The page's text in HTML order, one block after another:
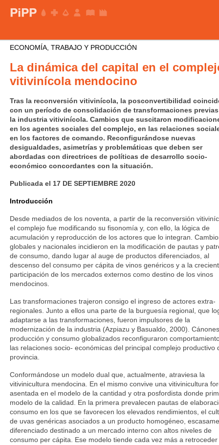
ECONOMÍA, TRABAJO Y PRODUCCIÓN
La dinámica del capital en el
vitivinícola mendocino
Tras la reconversión vitivinícola, la posconvertibilidad
con un período de consolidación de transformaciones
la industria vitivinícola. Cambios que suscitaron
en los agentes sociales del complejo, en las relaciones
en los factores de comando. Reconfigurándose nuevas
desigualdades, asimetrías y problemáticas que deben ser
abordadas con directrices de políticas de desarrollo socio-
económico concordantes con la situación.
Publicada el 17 DE SEPTIEMBRE 2020
Introducción
Desde mediados de los noventa, a partir de la reconversión
el complejo fue modificando su fisonomía y, con ello, la lógica de
acumulación y reproducción de los actores que lo integran.
globales y nacionales incidieron en la modificación de pautas y
de consumo, dando lugar al auge de productos diferenciados, al
descenso del consumo per cápita de vinos genéricos y a la
participación de los mercados externos como destino de los vinos
mendocinos.
Las transformaciones trajeron consigo el ingreso de actores extra-
regionales. Junto a ellos una parte de la burguesía regional, que
adaptarse a las transformaciones, fueron impulsores de la
modernización de la industria (Azpiazu y Basualdo, 2000).
producción y consumo globalizados reconfiguraron
las relaciones socio- económicas del principal complejo productivo
provincia.
Conformándose un modelo dual que, actualmente, atraviesa la
vitivinicultura mendocina. En el mismo convive una vitivinicultura
asentada en el modelo de la cantidad y otra posfordista donde
modelo de la calidad. En la primera prevalecen pautas de
consumo en los que se favorecen los elevados rendimientos, el
de uvas genéricas asociados a un producto homogéneo,
diferenciado destinado a un mercado interno con altos niveles de
consumo per cápita. Ese modelo tiende cada vez más a retroceder